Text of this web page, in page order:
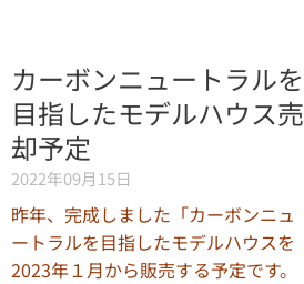
カーボンニュートラルを
目指したモデルハウス売
却予定
2022年09月15日
昨年、完成しました「カーボンニュ
ートラルを目指したモデルハウスを
2023年１月から販売する予定です。